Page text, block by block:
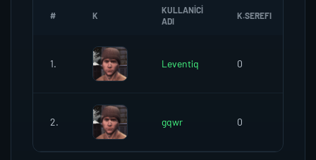
# K
KULLANICI
ADI
K.SEREFI
1. Leventiq 0
2. gqwr 0